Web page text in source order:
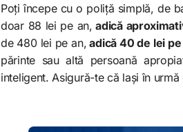
Poți începe cu o poliță simplă, de
doar 88 lei pe an, adică
de 480 lei pe an, adică 40 de lei
părinte sau altă persoană
inteligent. Asigură-te că lași în